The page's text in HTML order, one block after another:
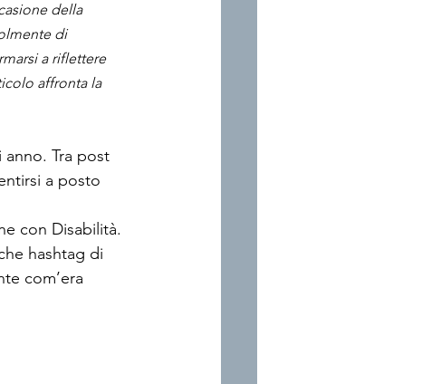
della
di
a riflettere
affronta la
Tra post
a posto
con Disabilità.
hashtag di
com’era